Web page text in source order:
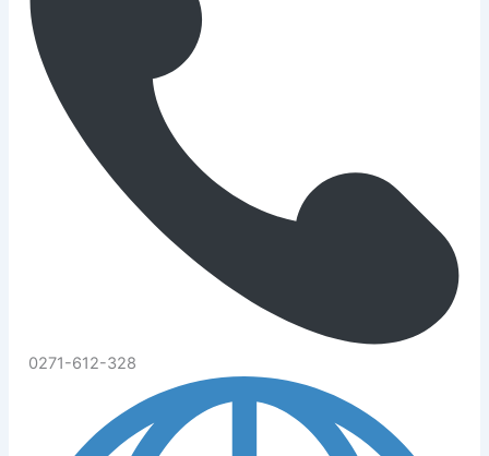
0271-612-328